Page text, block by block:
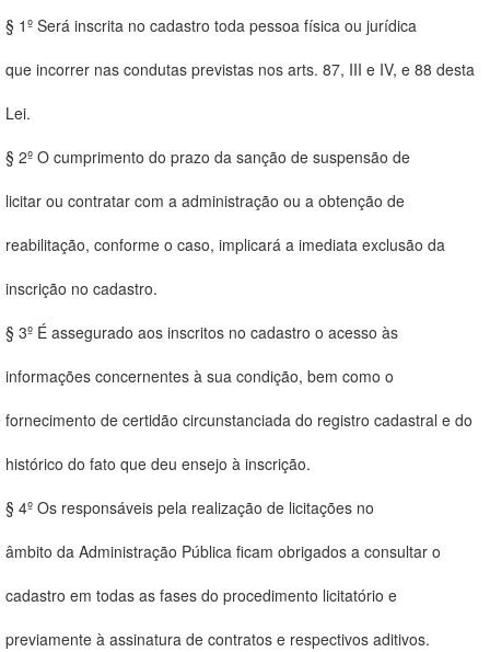
§ 1º Será inscrita no cadastro toda pessoa física ou jurídica
que incorrer nas condutas previstas nos arts. 87, III e IV, e 88 desta
Lei.
§ 2º O cumprimento do prazo da sanção de suspensão de
licitar ou contratar com a administração ou a obtenção de
reabilitação, conforme o caso, implicará a imediata exclusão da
inscrição no cadastro.
§ 3º É assegurado aos inscritos no cadastro o acesso às
informações concernentes à sua condição, bem como o
fornecimento de certidão circunstanciada do registro cadastral e do
histórico do fato que deu ensejo à inscrição.
§ 4º Os responsáveis pela realização de licitações no
âmbito da Administração Pública ficam obrigados a consultar o
cadastro em todas as fases do procedimento licitatório e
previamente à assinatura de contratos e respectivos aditivos.